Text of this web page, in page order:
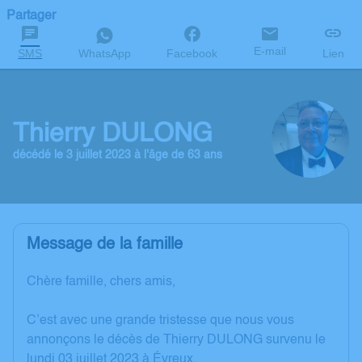
Partager
SMS WhatsApp Facebook E-mail Lien
Thierry DULONG
décédé le 3 juillet 2023 à l'âge de 63 ans
Message de la famille
Chère famille, chers amis,
C’est avec une grande tristesse que nous vous
annonçons le décès de Thierry DULONG survenu le